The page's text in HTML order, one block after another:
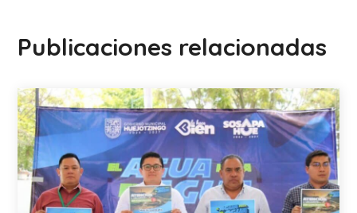
Publicaciones relacionadas